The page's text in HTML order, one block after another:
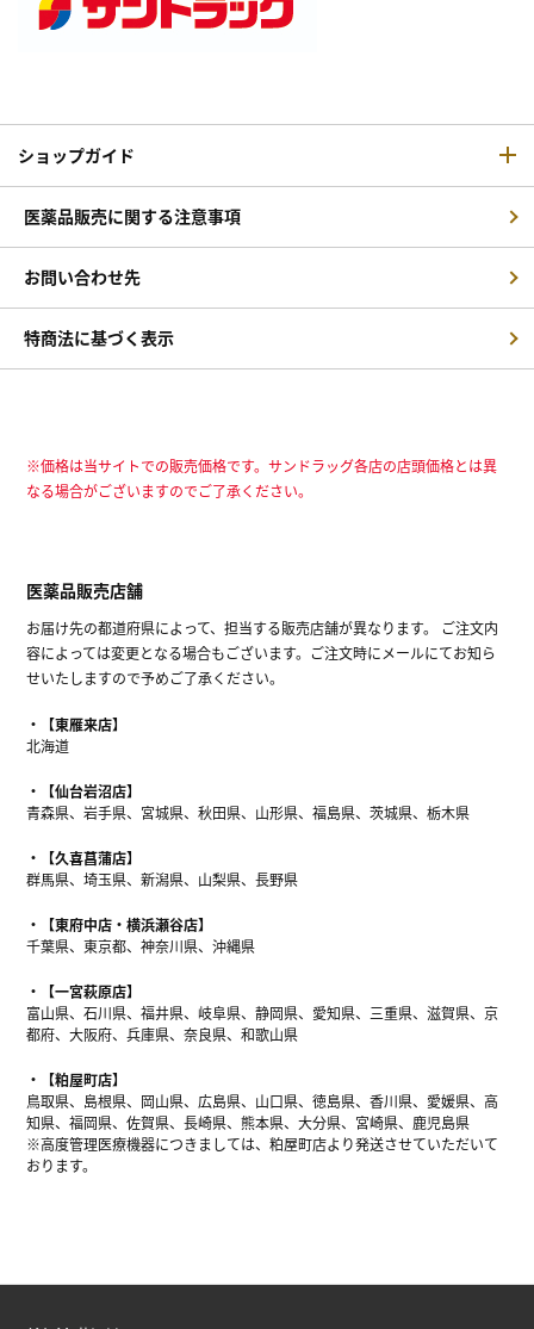
ショップガイド
医薬品販売に関する注意事項
お問い合わせ先
特商法に基づく表示
※価格は当サイトでの販売価格です。サンドラッグ各店の店頭価格とは異
なる場合がございますのでご了承ください。
医薬品販売店舗
お届け先の都道府県によって、担当する販売店舗が異なります。 ご注文内
容によっては変更となる場合もございます。ご注文時にメールにてお知ら
せいたしますので予めご了承ください。
【東雁来店】
北海道
【仙台岩沼店】
青森県、岩手県、宮城県、秋田県、山形県、福島県、茨城県、栃木県
【久喜菖蒲店】
群馬県、埼玉県、新潟県、山梨県、長野県
【東府中店・横浜瀬谷店】
千葉県、東京都、神奈川県、沖縄県
【一宮萩原店】
富山県、石川県、福井県、岐阜県、静岡県、愛知県、三重県、滋賀県、京
都府、大阪府、兵庫県、奈良県、和歌山県
【粕屋町店】
鳥取県、島根県、岡山県、広島県、山口県、徳島県、香川県、愛媛県、高
知県、福岡県、佐賀県、長崎県、熊本県、大分県、宮崎県、鹿児島県
※高度管理医療機器につきましては、粕屋町店より発送させていただいて
おります。